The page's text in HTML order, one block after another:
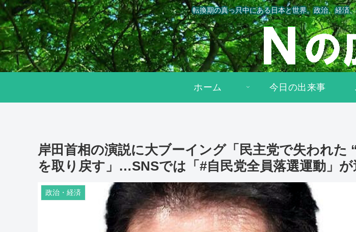
転換期の真っ只中にある日本と世界。政治、経済
ホーム 今日の出来事
岸田首相の演説に大ブーイング「民主党で失われた
を取り戻す」…SNSでは「#自民党全員落選運動」が
政治・経済